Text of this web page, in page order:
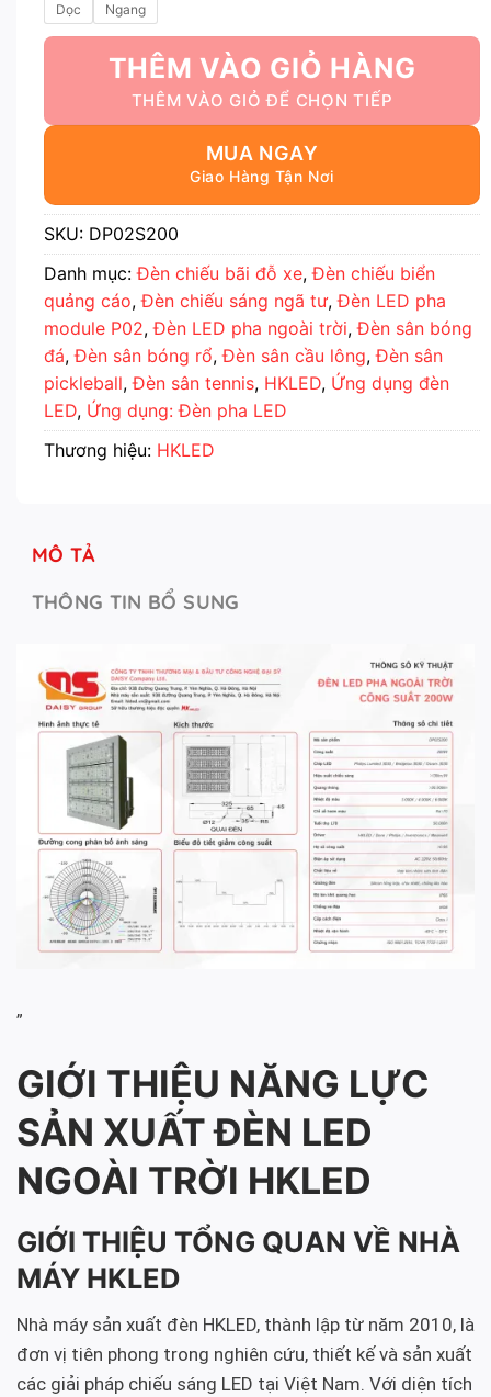
Dọc Ngang
THÊM VÀO GIỎ HÀNG
MUA NGAY
SKU: DP02S200
Danh mục:Đèn chiếu bãi đỗ xe,Đèn chiếu biển
quảng cáo,Đèn chiếu sáng ngã tư,Đèn LED pha
module P02,Đèn LED pha ngoài trời,Đèn sân bóng
đá,Đèn sân bóng rổ,Đèn sân cầu lông,Đèn sân
pickleball,Đèn sân tennis, HKLED, Ứng dụng đèn
LED, Ứng dụng: Đèn pha LED
Thương hiệu: HKLED
MÔ TẢ
THÔNG TIN BỔ SUNG
”
GIỚI THIỆU NĂNG LỰC
SẢN XUẤT ĐÈN LED
NGOÀI TRỜI HKLED
GIỚI THIỆU TỔNG QUAN VỀ NHÀ
MÁY HKLED
Nhà máy sản xuất đèn HKLED, thành lập từ năm 2010, là
đơn vị tiên phong trong nghiên cứu, thiết kế và sản xuất
các giải pháp chiếu sáng LED tại Việt Nam. Với diện tích